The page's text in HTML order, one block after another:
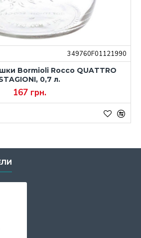
349760F01121990
Bormioli Rocco QUATTRO
0,7 л.
167 грн.